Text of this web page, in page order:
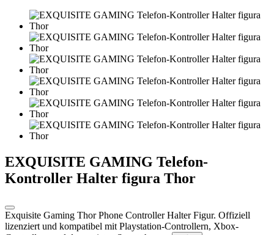
EXQUISITE GAMING Telefon-
Kontroller Halter figura Thor
Exquisite Gaming Thor Phone Controller Halter Figur. Offiziell
lizenziert und kompatibel mit Playstation-Controllern, Xbox-